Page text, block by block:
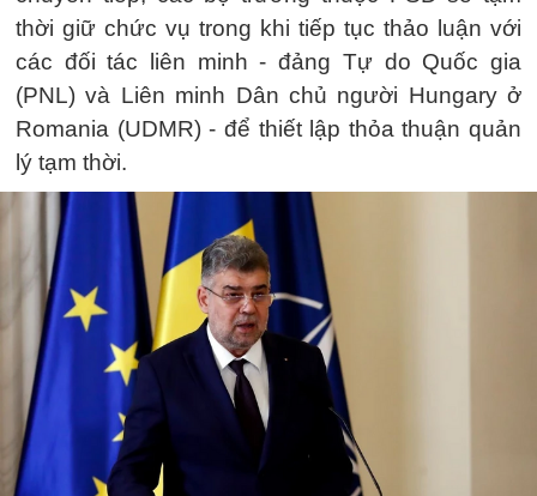
thời giữ chức vụ trong khi tiếp tục thảo luận với
các đối tác liên minh - đảng Tự do Quốc gia
(PNL) và Liên minh Dân chủ người Hungary ở
Romania (UDMR) - để thiết lập thỏa thuận quản
lý tạm thời.